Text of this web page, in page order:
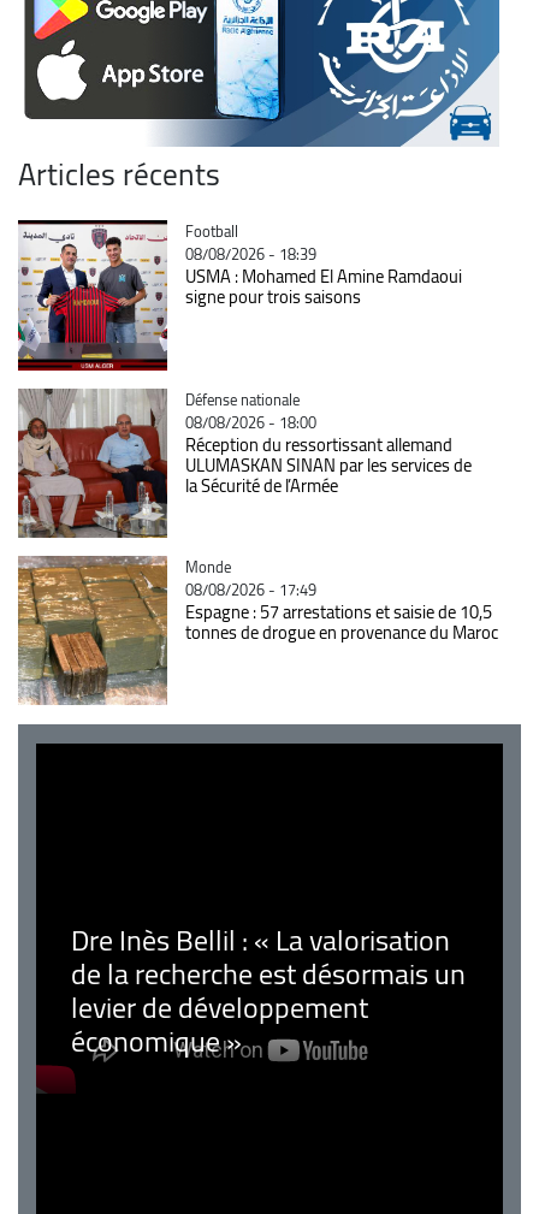
Articles récents
Catégorie
Football
08/08/2026 - 18:39
USMA : Mohamed El Amine Ramdaoui
signe pour trois saisons
Catégorie
Défense nationale
08/08/2026 - 18:00
Réception du ressortissant allemand
ULUMASKAN SINAN par les services de
la Sécurité de l’Armée
Catégorie
Monde
08/08/2026 - 17:49
Espagne : 57 arrestations et saisie de 10,5
tonnes de drogue en provenance du Maroc
Dre Inès Bellil : « La valorisation
de la recherche est désormais un
levier de développement
économique »